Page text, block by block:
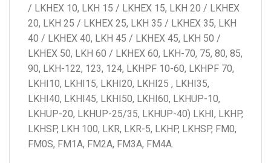
/ LKHEX 10, LKH 15 / LKHEX 15, LKH 20 / LKHEX
20, LKH 25 / LKHEX 25, LKH 35 / LKHEX 35, LKH
40 / LKHEX 40, LKH 45 / LKHEX 45, LKH 50 /
LKHEX 50, LKH 60 / LKHEX 60, LKH-70, 75, 80, 85,
90, LKH-122, 123, 124, LKHPF 10-60, LKHPF 70,
LKHI10, LKHI15, LKHI20, LKHI25 , LKHI35,
LKHI40, LKHI45, LKHI50, LKHI60, LKHUP-10,
LKHUP-20, LKHUP-25/35, LKHUP-40) LKHI, LKHP,
LKHSP, LKH 100, LKR, LKR-5, LKHP, LKHSP, FM0,
FM0S, FM1A, FM2A, FM3A, FM4A.